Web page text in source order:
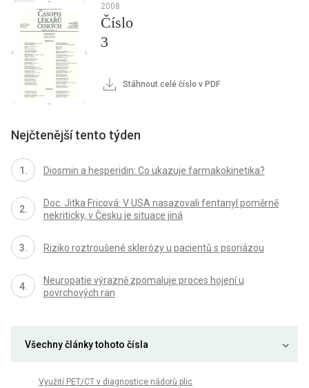
2008
Číslo
3
Stáhnout celé číslo v PDF
Nejčtenější tento týden
Diosmin a hesperidin: Co ukazuje farmakokinetika?
Doc. Jitka Fricová: V USA nasazovali fentanyl poměrně
nekriticky, v Česku je situace jiná
Riziko roztroušené sklerózy u pacientů s psoriázou
Neuropatie výrazně zpomaluje proces hojení u
povrchových ran
Všechny články tohoto čísla
Využití PET/CT v diagnostice nádorů plic